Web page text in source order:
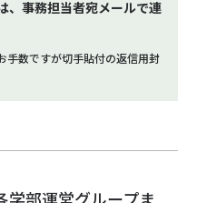
事務担当者宛メールで連
手数ですが切手貼付の返信用封